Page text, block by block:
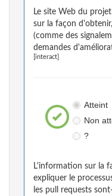
Le site Web du
sur la façon
(comme des
demandes
[interact]
Atteint
Non
?
L'information sur la
expliquer le
les pull requests